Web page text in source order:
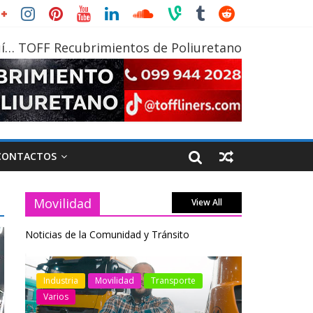
TOFF Recubrimientos de Poliuretano
Movilidad View All
Noticias de la Comunidad y Tránsito
Industria Movilidad
Transporte
Varios